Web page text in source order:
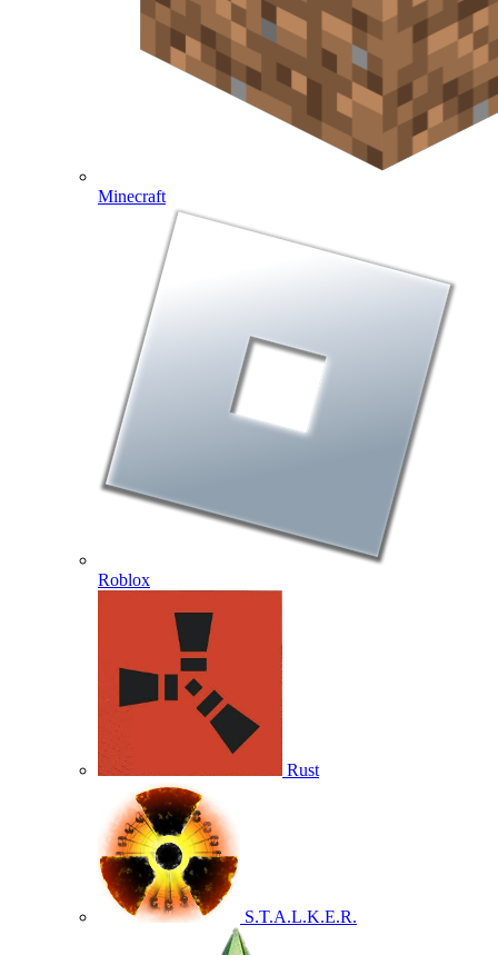
Minecraft
Roblox
Rust
S.T.A.L.K.E.R.